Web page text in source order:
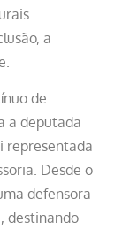
a
de
a deputada
representada
Desde o
defensora
destinando